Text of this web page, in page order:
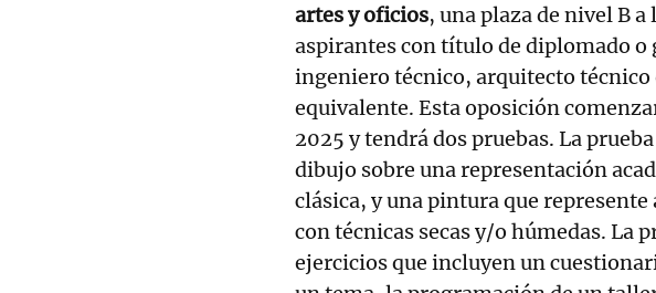
artes y oficios, una plaza de nivel B a
aspirantes con título de diplomado
ingeniero técnico, arquitecto
equivalente. Esta oposición
2025 y tendrá dos pruebas. La
dibujo sobre una representación
clásica, y una pintura que
con técnicas secas y/o húmedas. La
ejercicios que incluyen un